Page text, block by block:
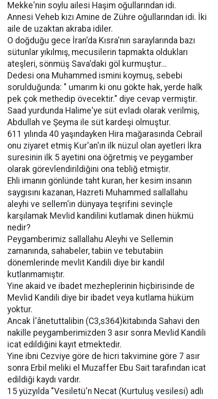
Mekke'nin soylu ailesi Haşim oğullarından idi.
Annesi Veheb kızı Amine de Zühre oğullarından idi. İki
aile de uzaktan akraba idiler.
O doğduğu gece İran'da Kısra'nın saraylarında bazı
sütunlar yıkılmış, mecusilerin tapmakta oldukları
ateşleri, sönmüş Sava'daki göl kurmuştur...
Dedesi ona Muhammed ismini koymuş, sebebi
sorulduğunda: " umarım ki onu gökte hak, yerde halk
pek çok methedip övecektir." diye cevap vermiştir.
Saad yurdunda Halime'ye süt evladı olarak verilmiş,
Abdullah ve Şeyma ile süt kardeşi olmuştur.
611 yılında 40 yaşındayken Hira mağarasında Cebrail
onu ziyaret etmiş Kur'an'ın ilk nüzul olan ayetleri İkra
suresinin ilk 5 ayetini ona öğretmiş ve peygamber
olarak görevlendirildiğini ona tebliğ etmiştir.
Ehli imanın gönlünde taht kuran, her kesim insanın
saygısını kazanan, Hazreti Muhammed sallallahu
aleyhi ve sellem'in dünyaya teşrifini sevinçle
karşılamak Mevlid kandilini kutlamak dinen hükmü
nedir?
Peygamberimiz sallallahu Aleyhi ve Sellemin
zamanında, sahabeler, tabiin ve tebutabiin
dönemlerinde mevlit Kandili diye bir kandil
kutlanmamıştır.
Yine akaid ve ibadet mezheplerinin hiçbirisinde de
Mevlid Kandili diye bir ibadet veya kutlama hüküm
yoktur.
Ancak İ'ânetuttalibin (C3,s364)kitabında Sahavi den
nakille peygamberimizden 3 asır sonra Mevlid Kandili
icat edildiğini kayıt etmektedir.
Yine ibni Cezviye göre de hicri takvimine göre 7 asır
sonra Erbil meliki el Muzaffer Ebu Sait tarafından icat
edildiği kaydı vardır.
15 yüzyılda "Vesiletü'n Necat (Kurtuluş vesilesi) adlı